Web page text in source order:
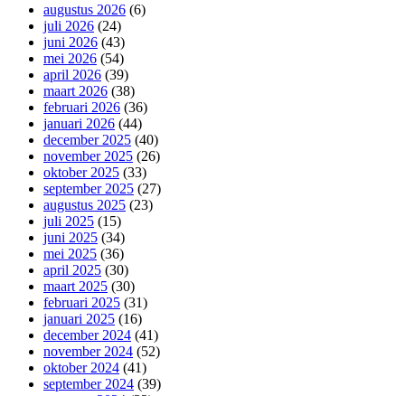
augustus 2026 (6)
juli 2026 (24)
juni 2026 (43)
mei 2026 (54)
april 2026 (39)
maart 2026 (38)
februari 2026 (36)
januari 2026 (44)
december 2025 (40)
november 2025 (26)
oktober 2025 (33)
september 2025 (27)
augustus 2025 (23)
juli 2025 (15)
juni 2025 (34)
mei 2025 (36)
april 2025 (30)
maart 2025 (30)
februari 2025 (31)
januari 2025 (16)
december 2024 (41)
november 2024 (52)
oktober 2024 (41)
september 2024 (39)